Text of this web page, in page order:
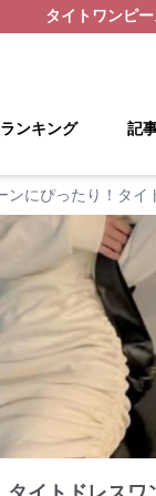
タイトワンピー
ンキング 記
ンにぴったり！タ